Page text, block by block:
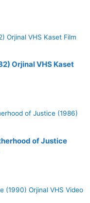
Orjinal VHS Kaset
of Justice